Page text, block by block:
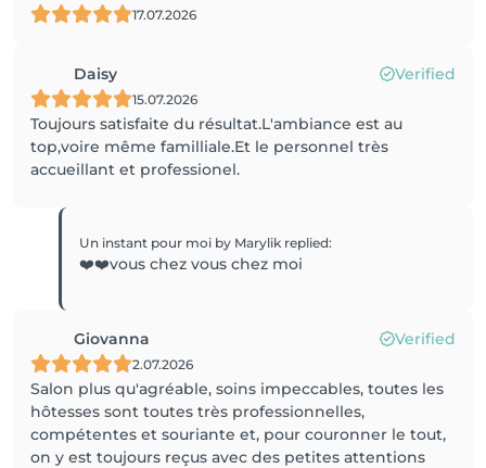
17.07.2026
Daisy Verified
15.07.2026
Toujours satisfaite du résultat.L'ambiance est au
top,voire même familliale.Et le personnel très
accueillant et professionel.
Un instant pour moi by Marylik replied:
❤️❤️vous chez vous chez moi
Giovanna Verified
2.07.2026
Salon plus qu'agréable, soins impeccables, toutes les
hôtesses sont toutes très professionnelles,
compétentes et souriante et, pour couronner le tout,
on y est toujours reçus avec des petites attentions